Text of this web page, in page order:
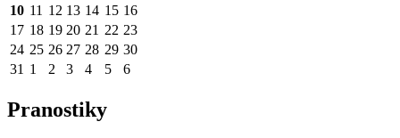
10 11 12 13 14 15 16
17 18 19 20 21 22 23
24 25 26 27 28 29 30
31 1 2 3 4 5 6
Pranostiky